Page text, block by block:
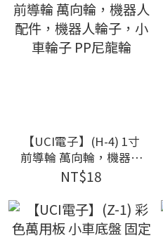
【UCI電子】(H-4) 1寸
前導輪 萬向輪，機器人
配件，機器人輪子，小
NT$18